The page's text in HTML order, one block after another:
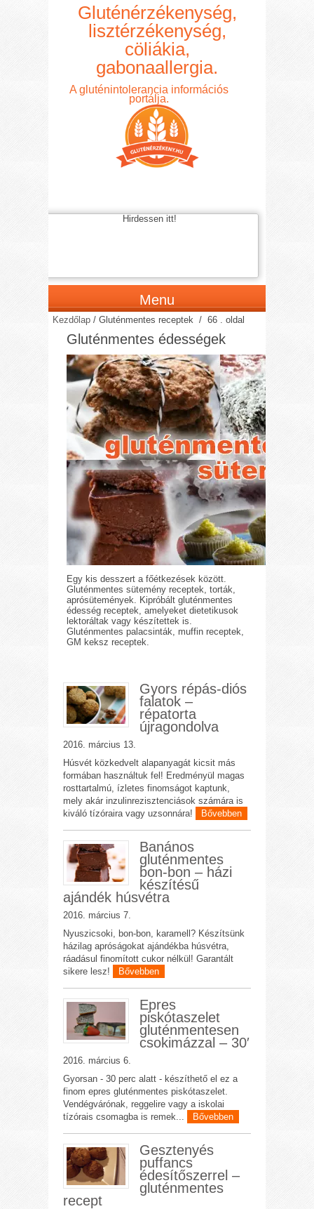
Gluténérzékenység,
lisztérzékenység,
cöliákia,
gabonaallergia.
A gluténintolerancia információs
portálja.
Hirdessen itt!
Menu
Kezdőlap /Gluténmentes receptek / 66 . oldal
Gluténmentes édességek
Egy kis desszert a főétkezések között.
Gluténmentes sütemény receptek, torták,
aprósütemények. Kipróbált gluténmentes
édesség receptek, amelyeket dietetikusok
lektoráltak vagy készítettek is.
Gluténmentes palacsinták, muffin receptek,
GM keksz receptek.
Gyors répás-diós
falatok –
répatorta
újragondolva
2016. március 13.
Húsvét közkedvelt alapanyagát kicsit más
formában használtuk fel! Eredményül magas
rosttartalmú, ízletes finomságot kaptunk,
mely akár inzulinrezisztenciások számára is
kiváló tízóraira vagy uzsonnára!
Bővebben
Banános
gluténmentes
bon-bon – házi
készítésű
ajándék húsvétra
2016. március 7.
Nyuszicsoki, bon-bon, karamell? Készítsünk
házilag apróságokat ajándékba húsvétra,
ráadásul finomított cukor nélkül! Garantált
sikere lesz!
Bővebben
Epres
piskótaszelet
gluténmentesen
csokimázzal – 30′
2016. március 6.
Gyorsan - 30 perc alatt - készíthető el ez a
finom epres gluténmentes piskótaszelet.
Vendégvárónak, reggelire vagy a iskolai
tízórais csomagba is remek...
Bővebben
Gesztenyés
puffancs
édesítőszerrel –
gluténmentes
recept